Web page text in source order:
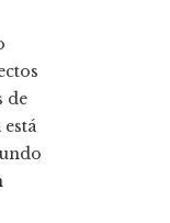
de